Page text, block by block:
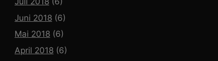
Juni 2018 (6)
Mai 2018 (6)
April 2018 (6)